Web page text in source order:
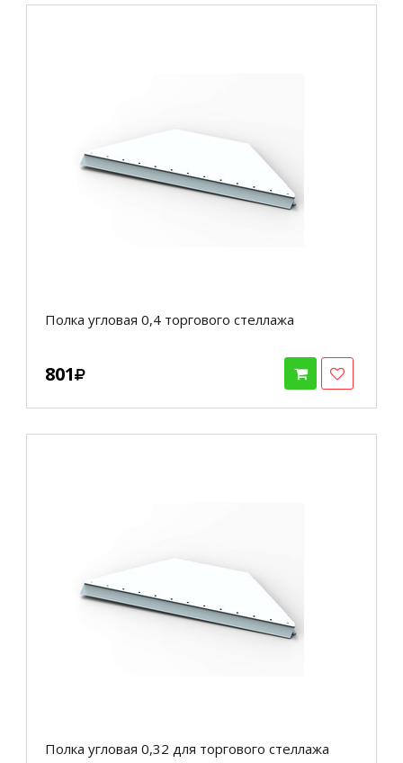
Полка угловая 0,4 торгового стеллажа
801
Полка угловая 0,32 для торгового стеллажа